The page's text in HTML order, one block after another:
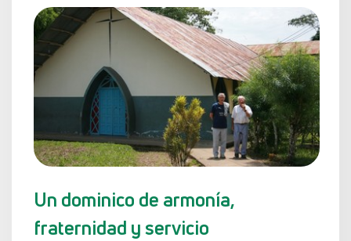
Un dominico de armonía,
fraternidad y servicio